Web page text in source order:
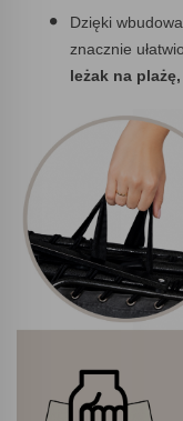
Dzięki
znacznie
leżak na plażę,